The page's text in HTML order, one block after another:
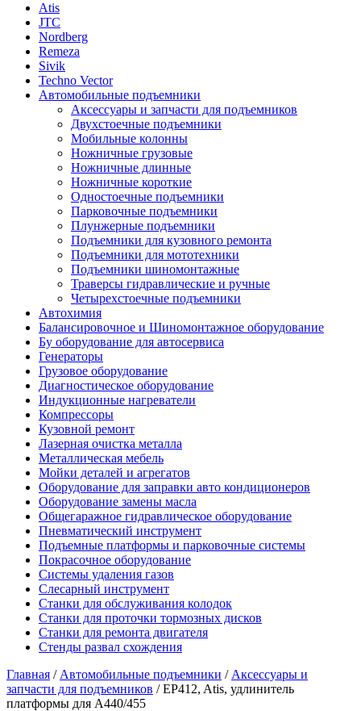
Atis
JTC
Nordberg
Remeza
Sivik
Techno Vector
Автомобильные подъемники
Аксессуары и запчасти для подъемников
Двухстоечные подъемники
Мобильные колонны
Ножничные грузовые
Ножничные длинные
Ножничные короткие
Одностоечные подъемники
Парковочные подъемники
Плунжерные подъемники
Подъемники для кузовного ремонта
Подъемники для мототехники
Подъемники шиномонтажные
Траверсы гидравлические и ручные
Четырехстоечные подъемники
Автохимия
Балансировочное и Шиномонтажное оборудование
Бу оборудование для автосервиса
Генераторы
Грузовое оборудование
Диагностическое оборудование
Индукционные нагреватели
Компрессоры
Кузовной ремонт
Лазерная очистка металла
Металлическая мебель
Мойки деталей и агрегатов
Оборудование для заправки авто кондиционеров
Оборудование замены масла
Общегаражное гидравлическое оборудование
Пневматический инструмент
Подъемные платформы и парковочные системы
Покрасочное оборудование
Системы удаления газов
Слесарный инструмент
Станки для обслуживания колодок
Станки для проточки тормозных дисков
Станки для ремонта двигателя
Стенды развал схождения
Главная / Автомобильные подъемники / Аксессуары и
запчасти для подъемников / EP412, Atis, удлинитель
платформы для A440/455